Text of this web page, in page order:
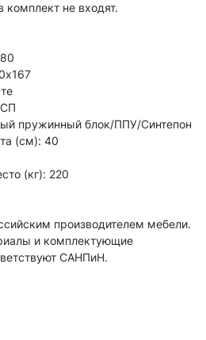
не входят.
пружинный блок/ППУ/Синтепон
(см): 40
(кг): 220
производителем мебели.
и комплектующие
САНПиН.